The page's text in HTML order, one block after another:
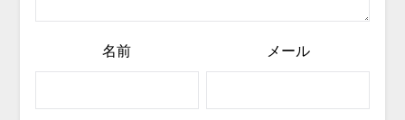
名前 メール